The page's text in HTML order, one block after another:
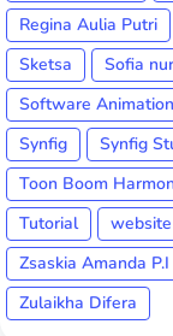
Regina Aulia Putri
Sketsa
Sofia
Software Animation
Synfig
Synfig
Toon Boom
Tutorial
website
Zsaskia Amanda P.I
Zulaikha Difera